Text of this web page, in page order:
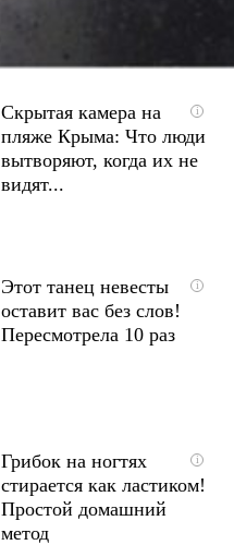
i
Скрытая камера на
пляже Крыма: Что люди
вытворяют, когда их не
видят...
i
Этот танец невесты
оставит вас без слов!
Пересмотрела 10 раз
i
Грибок на ногтях
стирается как ластиком!
Простой домашний
метод